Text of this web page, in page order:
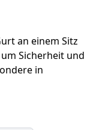
an einem Sitz
Sicherheit und
in